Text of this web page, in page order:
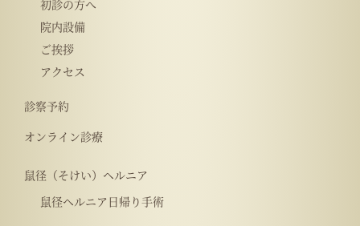
初診の方へ
院内設備
ご挨拶
アクセス
診察予約
オンライン診療
鼠径（そけい）ヘルニア
鼠径ヘルニア日帰り手術